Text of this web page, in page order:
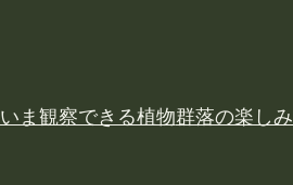
いま観察できる植物群落の楽し